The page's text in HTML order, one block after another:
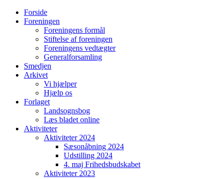
Forside
Foreningen
Foreningens formål
Stiftelse af foreningen
Foreningens vedtægter
Generalforsamling
Smedjen
Arkivet
Vi hjælper
Hjælp os
Forlaget
Landsognsbog
Læs bladet online
Aktiviteter
Aktiviteter 2024
Sæsonåbning 2024
Udstilling 2024
4. maj Frihedsbudskabet
Aktiviteter 2023